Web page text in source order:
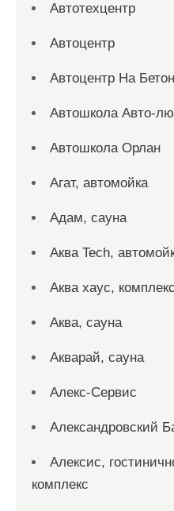
Автотехцентр
Автоцентр
Автоцентр На
Автошкола Авто-
Автошкола Орлан
Агат, автомойка
Адам, сауна
Аква Tech,
Аква хаус, комплекс
Аква, сауна
Акварай, сауна
Алекс-Сервис
Александровский
Алексис,
комплекс